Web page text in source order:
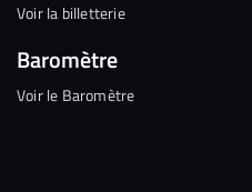
Voir la billetterie
Baromètre
Voir le Baromètre